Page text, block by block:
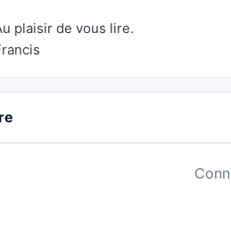
plaisir de vous lire.